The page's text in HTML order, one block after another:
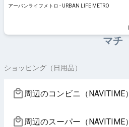
メトロ - URBAN LIFE METRO
アーバンライフメトロ - URBAN LIFE METRO
マチ
ショッピング（日用品）
周辺のコンビニ（NAVITIME）
周辺のスーパー（NAVITIME）